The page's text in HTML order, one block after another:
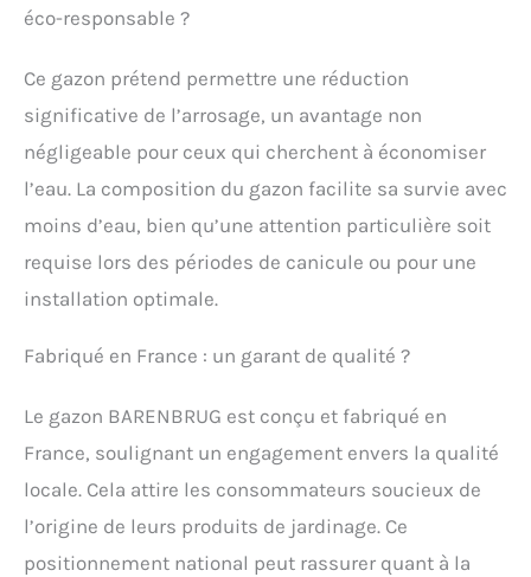
vent marin, pensez à
parfaitement rincer votre
gazon pour un résultat
optimal
éco-responsable ?
Ce gazon prétend permettre une réduction
significative de l’arrosage, un avantage non
négligeable pour ceux qui cherchent à économiser
l’eau. La composition du gazon facilite sa survie avec
moins d’eau, bien qu’une attention particulière soit
requise lors des périodes de canicule ou pour une
installation optimale.
Fabriqué en France : un garant de qualité ?
Le gazon BARENBRUG est conçu et fabriqué en
France, soulignant un engagement envers la qualité
locale. Cela attire les consommateurs soucieux de
l’origine de leurs produits de jardinage. Ce
positionnement national peut rassurer quant à la